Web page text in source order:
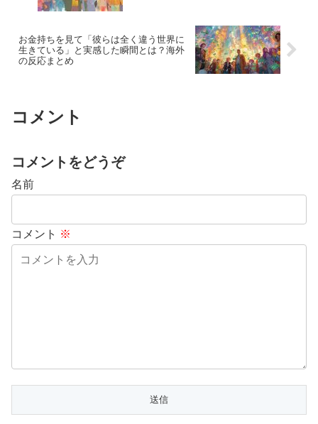
お金持ちを見て「彼らは全く違う世界に
生きている」と実感した瞬間とは？海外
の反応まとめ
コメント
コメントをどうぞ
名前
コメント ※